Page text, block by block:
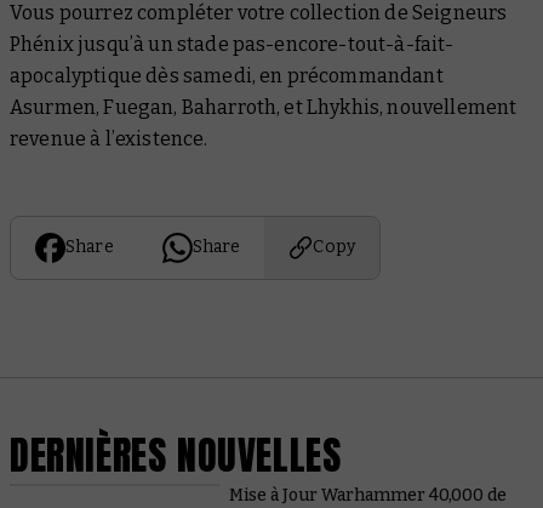
Vous pourrez compléter votre collection de Seigneurs
Phénix jusqu’à un stade pas-encore-tout-à-fait-
apocalyptique dès samedi, en précommandant
Asurmen, Fuegan, Baharroth, et Lhykhis, nouvellement
revenue à l’existence.
Share Share Copy
DERNIÈRES NOUVELLES
Mise à Jour Warhammer 40,000 de